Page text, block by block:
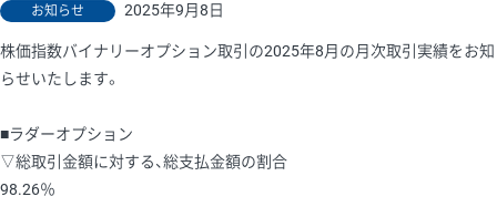
お知らせ 2025年9月8日
株価指数バイナリーオプション取引の2025年8月の月次取引実績をお知
らせいたします。
■ラダーオプション
▽総取引金額に対する、総支払金額の割合
98.26％